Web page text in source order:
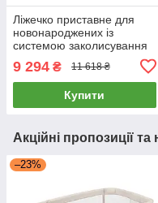
Ліжечко приставне для
новонароджених із
системою заколисування
CRL-10304 Anchor Grey
Wooden Сіре
9 294 ₴ 11 618 ₴
Купити
Акційні пропозиції
–23%